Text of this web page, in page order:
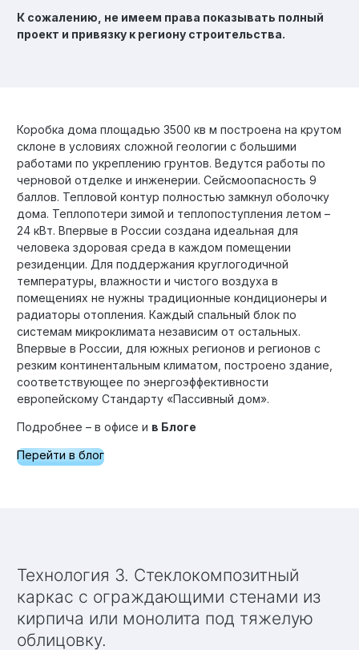
К сожалению, не имеем права показывать полный
проект и привязку к региону строительства.
Коробка дома площадью 3500 кв м построена на крутом
склоне в условиях сложной геологии с большими
работами по укреплению грунтов. Ведутся работы по
черновой отделке и инженерии. Сейсмоопасность 9
баллов. Тепловой контур полностью замкнул оболочку
дома. Теплопотери зимой и теплопоступления летом –
24 кВт. Впервые в России создана идеальная для
человека здоровая среда в каждом помещении
резиденции. Для поддержания круглогодичной
температуры, влажности и чистого воздуха в
помещениях не нужны традиционные кондиционеры и
радиаторы отопления. Каждый спальный блок по
системам микроклимата независим от остальных.
Впервые в России, для южных регионов и регионов с
резким континентальным климатом, построено здание,
соответствующее по энергоэффективности
европейскому Стандарту «Пассивный дом».
Подробнее – в офисе и в Блоге
Перейти в блог
Технология 3. Стеклокомпозитный
каркас с ограждающими стенами из
кирпича или монолита под тяжелую
облицовку.